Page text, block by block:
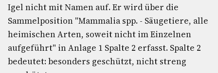
Igel nicht mit Namen auf. Er wird über die
Sammelposition "Mammalia spp. - Säugetiere, alle
heimischen Arten, soweit nicht im Einzelnen
aufgeführt" in Anlage 1 Spalte 2 erfasst. Spalte 2
bedeutet: besonders geschützt, nicht streng